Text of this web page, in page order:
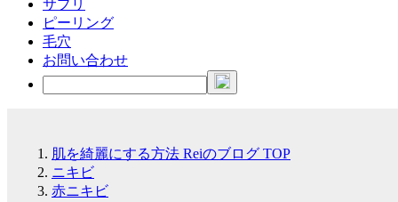
サプリ
ピーリング
毛穴
お問い合わせ
肌を綺麗にする方法 Reiのブログ TOP
ニキビ
赤ニキビ